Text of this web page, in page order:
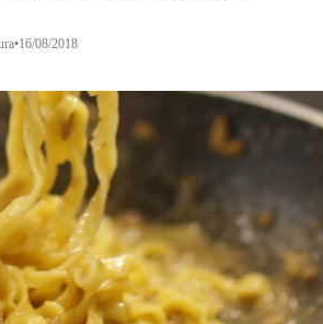
•16/08/2018